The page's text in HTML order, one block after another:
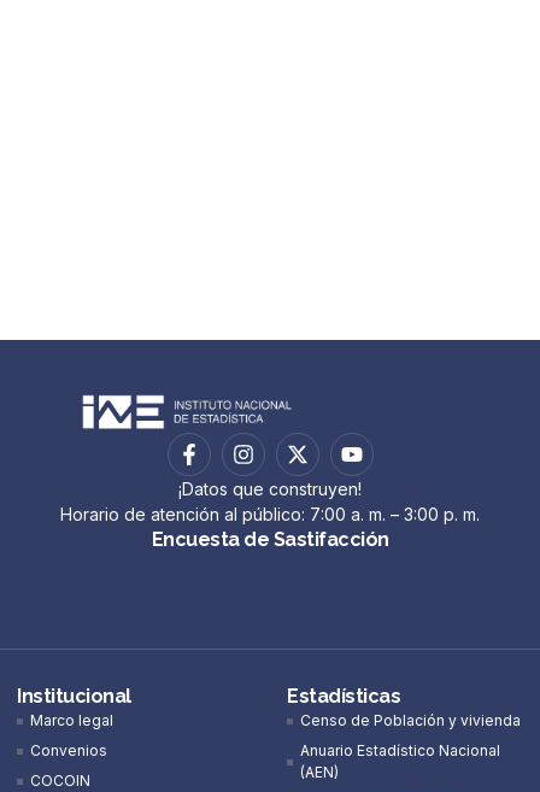
¡Datos que construyen!
Horario de atención al público: 7:00 a. m. – 3:00 p. m.
Encuesta de Sastifacción
Institucional
Marco legal
Convenios
COCOIN
Estadísticas
Censo de Población y vivienda
Anuario Estadístico Nacional
(AEN)​